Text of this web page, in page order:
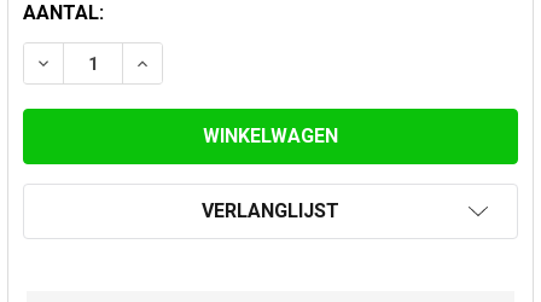
HUIDIGE
VOORRAAD:
AANTAL:
VERLAAG AANTAL VAN ONDERAANSLUITSTUK ENKEL
VERHOOG AANTAL VAN
VERLANGLIJST